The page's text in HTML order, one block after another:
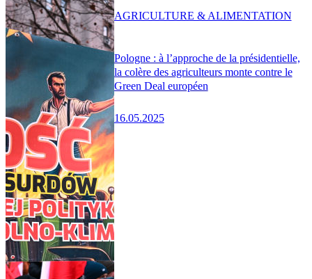
Pologne : à l’approche de la présidentielle,
la colère des agriculteurs monte contre le
Green Deal européen
16.05.2025
AGRICULTURE & ALIMENTATION